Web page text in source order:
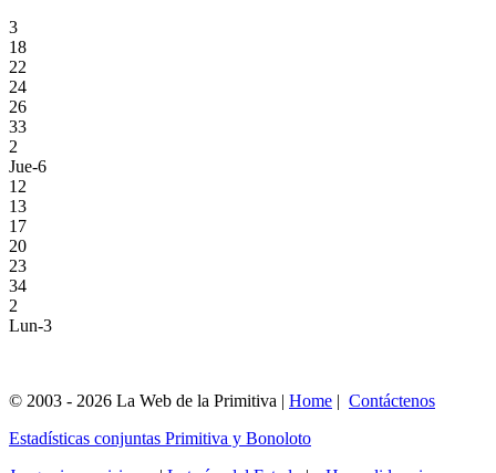
3
18
22
24
26
33
2
Jue-6
12
13
17
20
23
34
2
Lun-3
© 2003 - 2026 La Web de la Primitiva | Home | Contáctenos
Estadísticas conjuntas Primitiva y Bonoloto